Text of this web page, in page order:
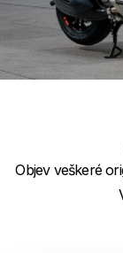
Objev veškeré